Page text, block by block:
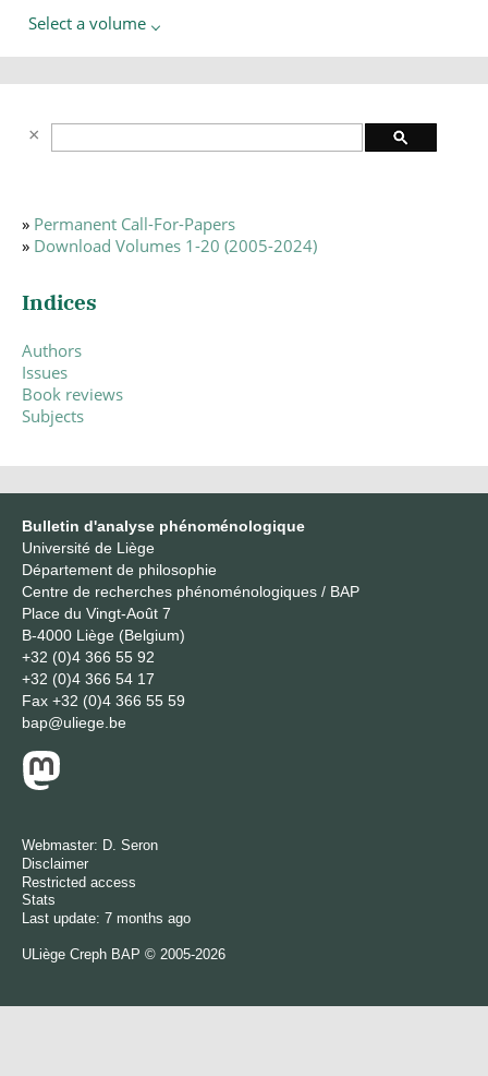
Select a volume
» Permanent Call-For-Papers
» Download Volumes 1-20 (2005-2024)
Indices
Authors
Issues
Book reviews
Subjects
Bulletin d'analyse phénoménologique
Université de Liège
Département de philosophie
Centre de recherches phénoménologiques / BAP
Place du Vingt-Août 7
B-4000 Liège (Belgium)
+32 (0)4 366 55 92
+32 (0)4 366 54 17
Fax +32 (0)4 366 55 59
bap@uliege.be
Webmaster: D. Seron
Disclaimer
Restricted access
Stats
Last update: 7 months ago
ULiège Creph BAP © 2005-2026